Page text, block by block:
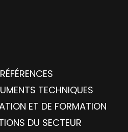
TECHNIQUES
ET DE FORMATION
DU SECTEUR